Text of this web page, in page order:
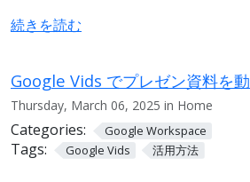
続きを読む
Google Vids でプレゼン資料を
Thursday, March 06, 2025 in Home
Categories: Google Workspace
Tags: Google Vids 活用方法